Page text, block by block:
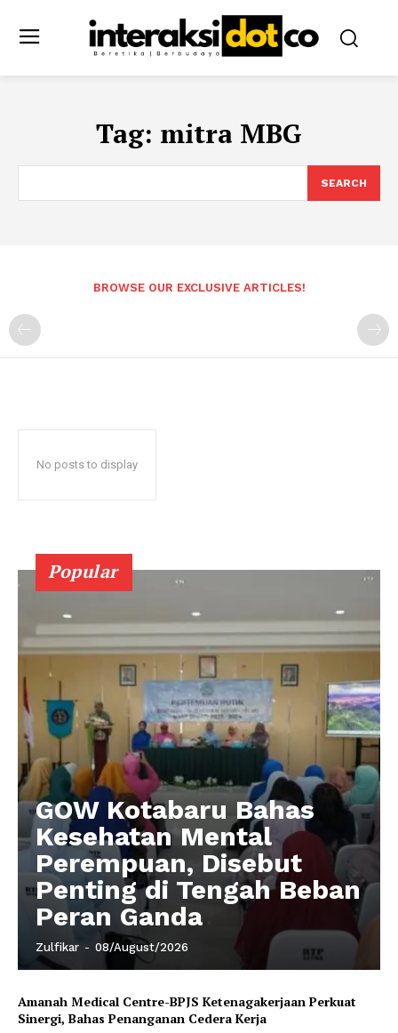
Tag: mitra MBG
SEARCH
BROWSE OUR EXCLUSIVE ARTICLES!
No posts to display
Popular
GOW Kotabaru Bahas
Kesehatan Mental
Perempuan, Disebut
Penting di Tengah Beban
Peran Ganda
Zulfikar - 08/August/2026
Amanah Medical Centre-BPJS Ketenagakerjaan Perkuat
Sinergi, Bahas Penanganan Cedera Kerja